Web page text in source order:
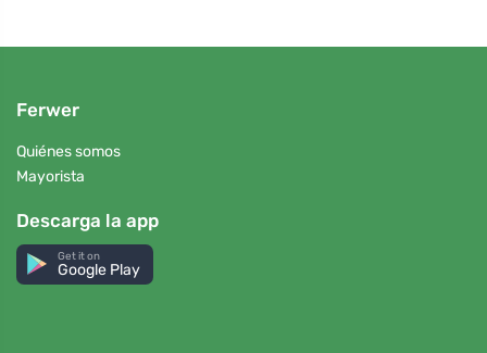
Ferwer
Quiénes somos
Mayorista
Descarga la app
Get it on
Google Play